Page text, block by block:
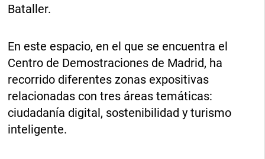
Bataller.
En este espacio, en el que se encuentra el
Centro de Demostraciones de Madrid, ha
recorrido diferentes zonas expositivas
relacionadas con tres áreas temáticas:
ciudadanía digital, sostenibilidad y turismo
inteligente.